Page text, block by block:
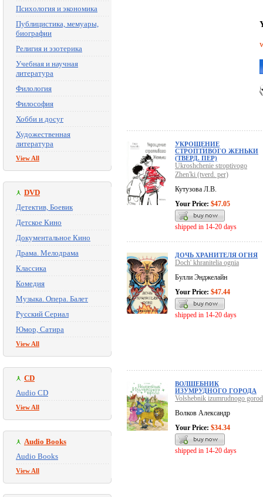
Психология и экономика
Публицистика, мемуары,
биографии
Религия и эзотерика
Учебная и научная
литература
Филология
Философия
Хобби и досуг
Художественная
литература
View All
DVD
Детектив, Боевик
Детское Кино
Документальное Кино
Драма. Мелодрама
Классика
Комедия
Музыка. Опера. Балет
Русский Сериал
Юмор, Сатира
View All
CD
Audio CD
View All
Audio Books
Audio Books
View All
УКРОЩЕНИЕ
СТРОПТИВОГО ЖЕНЬКИ
(ТВЕРД. ПЕР)
Ukroshchenie stroptivogo
Zhen'ki (tverd. per)
Кутузова Л.В.
Your Price: $47.05
shipped in 14-20 days
ДОЧЬ ХРАНИТЕЛЯ ОГНЯ
Doch' khranitelia ognia
Булли Энджелайн
Your Price: $47.44
shipped in 14-20 days
ВОЛШЕБНИК
ИЗУМРУДНОГО ГОРОДА
Volshebnik izumrudnogo
Волков Александр
Your Price: $34.34
shipped in 14-20 days